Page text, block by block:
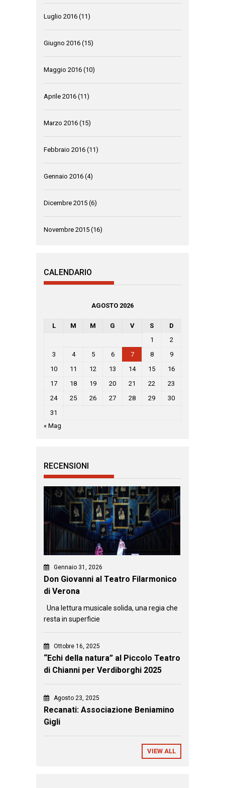
Luglio 2016 (11)
Giugno 2016 (15)
Maggio 2016 (10)
Aprile 2016 (11)
Marzo 2016 (15)
Febbraio 2016 (11)
Gennaio 2016 (4)
Dicembre 2015 (6)
Novembre 2015 (16)
CALENDARIO
AGOSTO 2026
L M M G V S
D
1
2
3
4 5 6 7 8
9
10
11 12 13 14 15
16
17
18 19 20 21 22
23
24
25 26 27 28 29
30
31
« Mag
RECENSIONI
Gennaio 31, 2026
Don Giovanni al Teatro Filarmonico
di Verona
Una lettura musicale solida, una regia che
resta in superficie
Ottobre 16, 2025
“Echi della natura” al Piccolo Teatro
di Chianni per Verdiborghi 2025
Agosto 23, 2025
Recanati: Associazione Beniamino
Gigli
VIEW ALL